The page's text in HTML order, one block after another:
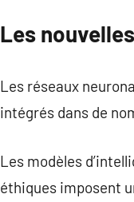
Les
Les réseaux
intégrés dans de
Les modèles
éthiques imposent